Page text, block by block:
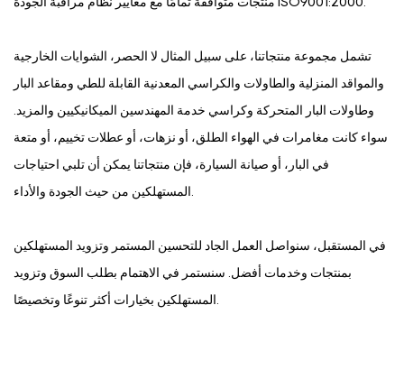
تشمل مجموعة منتجاتنا، على سبيل المثال لا الحصر، الشوايات الخارجية
والمواقد المنزلية والطاولات والكراسي المعدنية القابلة للطي ومقاعد البار
وطاولات البار المتحركة وكراسي خدمة المهندسين الميكانيكيين والمزيد.
سواء كانت مغامرات في الهواء الطلق، أو نزهات، أو عطلات تخييم، أو متعة
في البار، أو صيانة السيارة، فإن منتجاتنا يمكن أن تلبي احتياجات
في المستقبل، سنواصل العمل الجاد للتحسين المستمر وتزويد المستهلكين
بمنتجات وخدمات أفضل. سنستمر في الاهتمام بطلب السوق وتزويد